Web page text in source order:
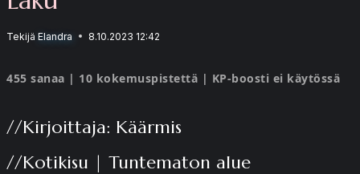
Tekijä Elandra 8.10.2023 12:42
455 sanaa | 10 kokemuspistettä | KP-boosti ei käytössä
//Kirjoittaja: Käärmis
//Kotikisu | Tuntematon alue